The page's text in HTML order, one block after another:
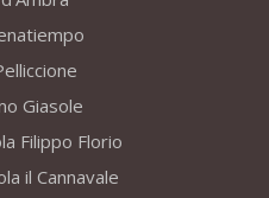
Giasole
Filippo Florio
il Cannavale